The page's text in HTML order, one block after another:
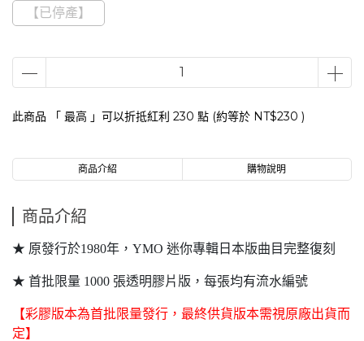
【已停產】
此商品 「 最高 」可以折抵紅利 230 點 (約等於 NT$230 )
商品介紹 購物說明
商品介紹
★ 原發行於1980年，YMO 迷你專輯日本版曲目完整復刻
★ 首批限量 1000 張透明膠片版，每張均有流水編號
【彩膠版本為首批限量發行，最終供貨版本需視原廠出貨而
定】